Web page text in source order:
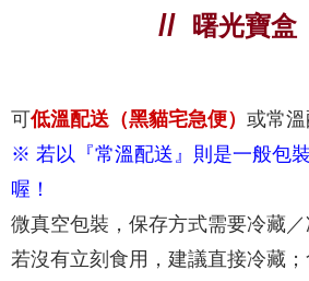
曙光寶盒
可低溫配送（黑貓宅急便） 或常溫
※ 若以『常溫配送』則是一般包
喔！
微真空包裝，保存方式需要冷藏／
若沒有立刻食用，建議直接冷藏